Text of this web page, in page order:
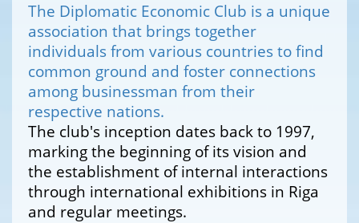
The Diplomatic Economic Club is a unique
association that brings together
individuals from various countries to find
common ground and foster connections
among businessman from their
respective nations.
The club's inception dates back to 1997,
marking the beginning of its vision and
the establishment of internal interactions
through international exhibitions in Riga
and regular meetings.